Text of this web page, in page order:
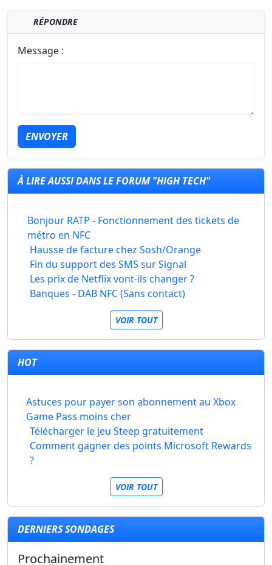
RÉPONDRE
Message :
ENVOYER
À LIRE AUSSI DANS LE FORUM "HIGH TECH"
Bonjour RATP - Fonctionnement des tickets de
métro en NFC
Hausse de facture chez Sosh/Orange
Fin du support des SMS sur Signal
Les prix de Netflix vont-ils changer ?
Banques - DAB NFC (Sans contact)
VOIR TOUT
HOT
Astuces pour payer son abonnement au Xbox
Game Pass moins cher
Télécharger le jeu Steep gratuitement
Comment gagner des points Microsoft Rewards
?
VOIR TOUT
DERNIERS SONDAGES
Prochainement